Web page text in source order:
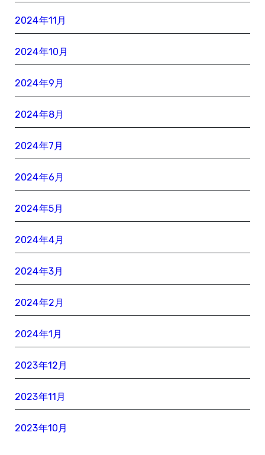
2024年11月
2024年10月
2024年9月
2024年8月
2024年7月
2024年6月
2024年5月
2024年4月
2024年3月
2024年2月
2024年1月
2023年12月
2023年11月
2023年10月